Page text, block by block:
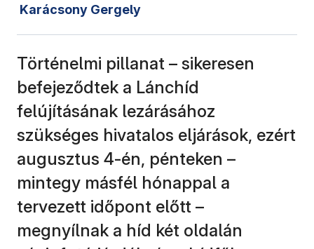
Karácsony Gergely
Történelmi pillanat – sikeresen
befejeződtek a Lánchíd
felújításának lezárásához
szükséges hivatalos eljárások, ezért
augusztus 4-én, pénteken –
mintegy másfél hónappal a
tervezett időpont előtt –
megnyílnak a híd két oldalán